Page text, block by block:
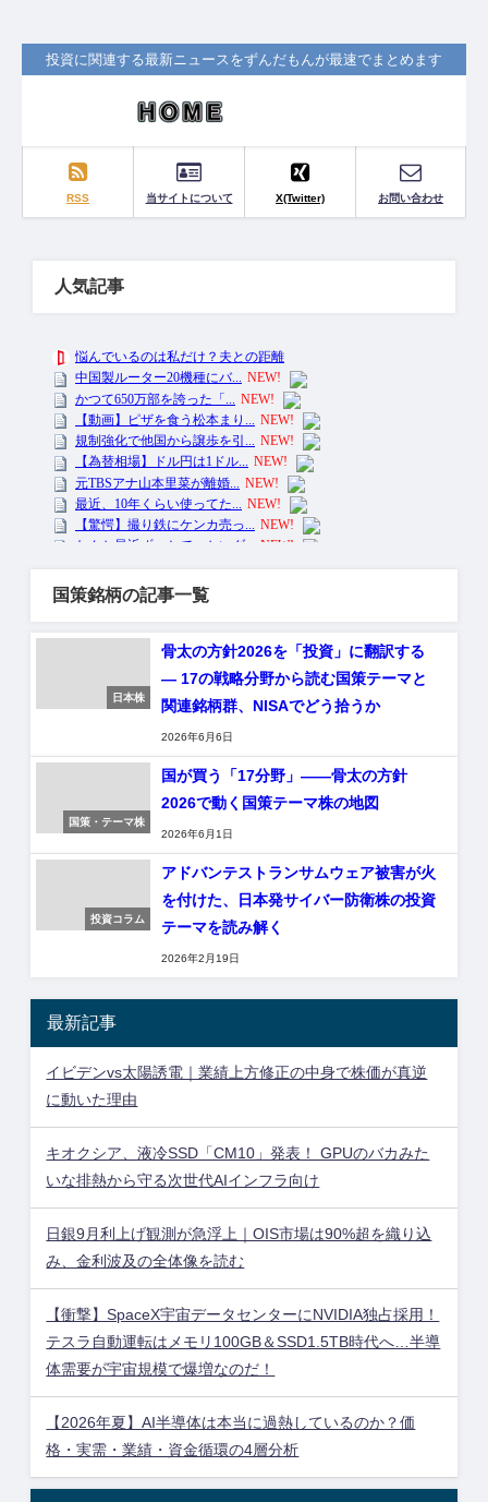
投資に関連する最新ニュースをずんだもんが最速でまとめます
RSS 当サイトについて X(Twitter) お問い合わせ
人気記事
国策銘柄の記事一覧
日本株
骨太の方針2026を「投資」に翻訳する
― 17の戦略分野から読む国策テーマと
関連銘柄群、NISAでどう拾うか
2026年6月6日
国策・テーマ株
国が買う「17分野」――骨太の方針
2026で動く国策テーマ株の地図
2026年6月1日
投資コラム
アドバンテストランサムウェア被害が火
を付けた、日本発サイバー防衛株の投資
テーマを読み解く
2026年2月19日
最新記事
イビデンvs太陽誘電｜業績上方修正の中身で株価が真逆
に動いた理由
キオクシア、液冷SSD「CM10」発表！ GPUのバカみた
いな排熱から守る次世代AIインフラ向け
日銀9月利上げ観測が急浮上｜OIS市場は90%超を織り込
み、金利波及の全体像を読む
【衝撃】SpaceX宇宙データセンターにNVIDIA独占採用！
テスラ自動運転はメモリ100GB＆SSD1.5TB時代へ…半導
体需要が宇宙規模で爆増なのだ！
【2026年夏】AI半導体は本当に過熱しているのか？価
格・実需・業績・資金循環の4層分析